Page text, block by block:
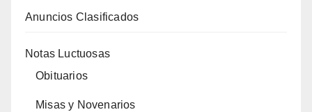
Anuncios Clasificados
Notas Luctuosas
Obituarios
Misas y Novenarios